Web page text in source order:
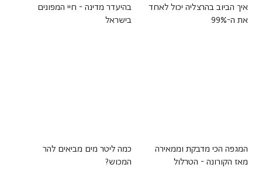
איך הביוב בהרצליה יכול לאחד
את ה-99%
בהיעדר מדינה - חיי המפונים
בישראל
המגפה הכי מדבקת וממאירה
מאז הקורונה - הטרלול
כמה ליטר מים מביאים להר
המכוש?